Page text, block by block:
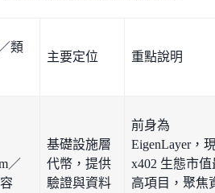
類
主要定位 重點說明
／
基礎設施層
代幣，提供
驗證與資料
前身為
EigenLayer，
x402 生態市值
高項目，聚焦